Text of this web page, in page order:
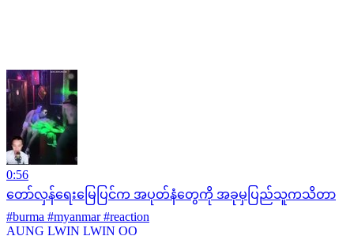
0:56
တော်လှန်ရေးမြေပြင်က အပုတ်နံတွေကို အခုမှပြည်သူကသိတာ
#burma #myanmar #reaction
AUNG LWIN LWIN OO